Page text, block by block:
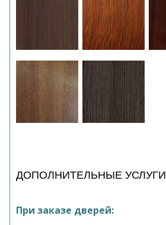
ДОПОЛНИТЕЛЬНЫЕ УСЛУГИ
При заказе дверей: